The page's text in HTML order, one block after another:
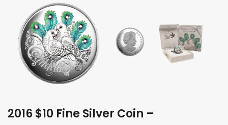
2016 $10 Fine Silver Coin –